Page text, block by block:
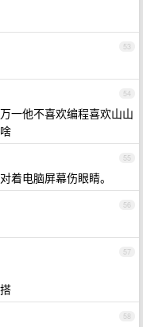
53
54
一他不喜欢编程喜欢山山
55
着电脑屏幕伤眼睛。
56
57
58